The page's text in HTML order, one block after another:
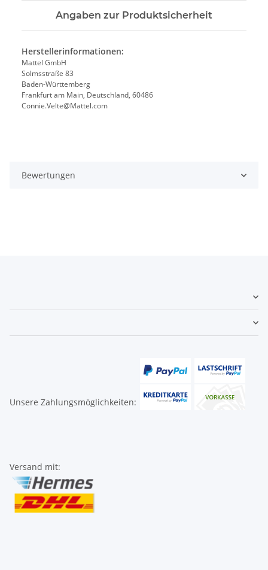
Angaben zur Produktsicherheit
Herstellerinformationen:
Mattel GmbH
Solmsstraße 83
Baden-Württemberg
Frankfurt am Main, Deutschland, 60486
Connie.Velte@Mattel.com
Bewertungen
Unsere Zahlungsmöglichkeiten:
Versand mit: